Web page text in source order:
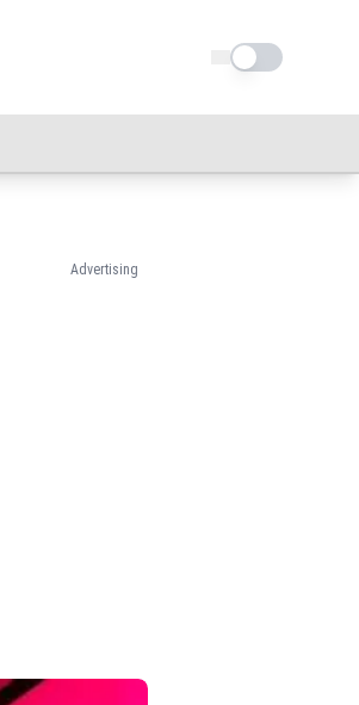
Schimba tema
Advertising